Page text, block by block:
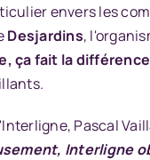
envers les
Desjardins,
ça fait la
Pascal
Interligne